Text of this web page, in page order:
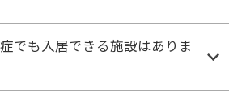
でも入居できる施設はありま